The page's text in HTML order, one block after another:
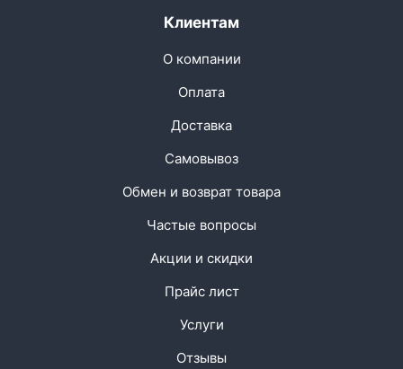
Клиентам
О компании
Оплата
Доставка
Самовывоз
Обмен и возврат товара
Частые вопросы
Акции и скидки
Прайс лист
Услуги
Отзывы